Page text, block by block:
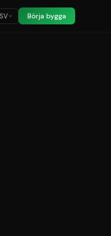
SV Börja bygga